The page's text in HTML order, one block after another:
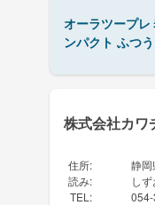
オーラツープレ
ンパクト ふつう
株式会社カ
住所:
静岡
読み:
し
TEL :